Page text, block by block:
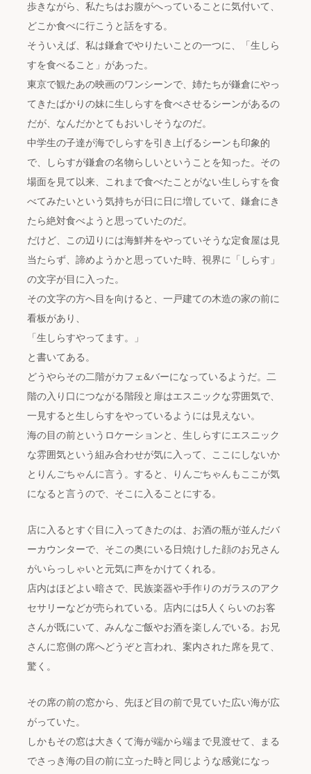
歩きながら、私たちはお腹がへっていることに気付いて、
どこか食べに行こうと話をする。
そういえば、私は鎌倉でやりたいことの一つに、「生しら
すを食べること」があった。
東京で観たあの映画のワンシーンで、姉たちが鎌倉にやっ
てきたばかりの妹に生しらすを食べさせるシーンがあるの
だが、なんだかとてもおいしそうなのだ。
中学生の子達が海でしらすを引き上げるシーンも印象的
で、しらすが鎌倉の名物らしいということを知った。その
場面を見て以来、これまで食べたことがない生しらすを食
べてみたいという気持ちが日に日に増していて、鎌倉にき
たら絶対食べようと思っていたのだ。
だけど、この辺りには海鮮丼をやっていそうな定食屋は見
当たらず、諦めようかと思っていた時、視界に「しらす」
の文字が目に入った。
その文字の方へ目を向けると、一戸建ての木造の家の前に
看板があり、
「生しらすやってます。」
と書いてある。
どうやらその二階がカフェ&バーになっているようだ。二
階の入り口につながる階段と扉はエスニックな雰囲気で、
一見すると生しらすをやっているようには見えない。
海の目の前というロケーションと、生しらすにエスニック
な雰囲気という組み合わせが気に入って、ここにしないか
とりんごちゃんに言う。すると、りんごちゃんもここが気
になると言うので、そこに入ることにする。
店に入るとすぐ目に入ってきたのは、お酒の瓶が並んだバ
ーカウンターで、そこの奥にいる日焼けした顔のお兄さん
がいらっしゃいと元気に声をかけてくれる。
店内はほどよい暗さで、民族楽器や手作りのガラスのアク
セサリーなどが売られている。店内には5人くらいのお客
さんが既にいて、みんなご飯やお酒を楽しんでいる。お兄
さんに窓側の席へどうぞと言われ、案内された席を見て、
驚く。
その席の前の窓から、先ほど目の前で見ていた広い海が広
がっていた。
しかもその窓は大きくて海が端から端まで見渡せて、まる
でさっき海の目の前に立った時と同じような感覚になっ